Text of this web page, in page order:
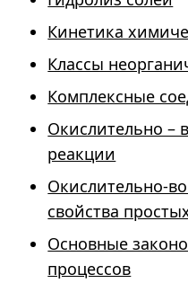
Кинетика
Классы
Комплексные
Окислительно –
реакции
Окислительно-
свойства
Основные
процессов